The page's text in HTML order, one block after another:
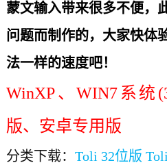
蒙文输入带来很多不便，
问题而制作的，大家快体
法一样的速度吧！
WinXP、WIN7系统
版、 安卓专用版
分类下载： Toli 32位版